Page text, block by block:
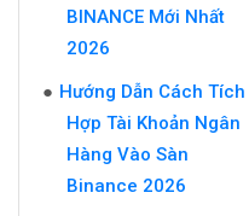
BINANCE Mới Nhất
2026
Hướng Dẫn Cách Tích
Hợp Tài Khoản Ngân
Hàng Vào Sàn
Binance 2026